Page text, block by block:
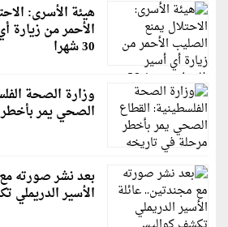
هيئة الأسرى:
الأحمر من زيارة
30 شهرا
وزارة الصحة
الصحي يمر
بعد نشر صورته
الأسير الدريملي